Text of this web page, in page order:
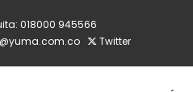
018000 945566
Twitter